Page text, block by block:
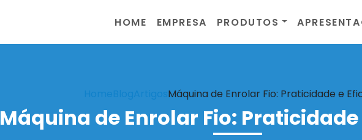
HOME EMPRESA PRODUTOS
Home Blog Artigos Máquina de Enrolar Fio: Praticidade e
Máquina de Enrolar Fio: